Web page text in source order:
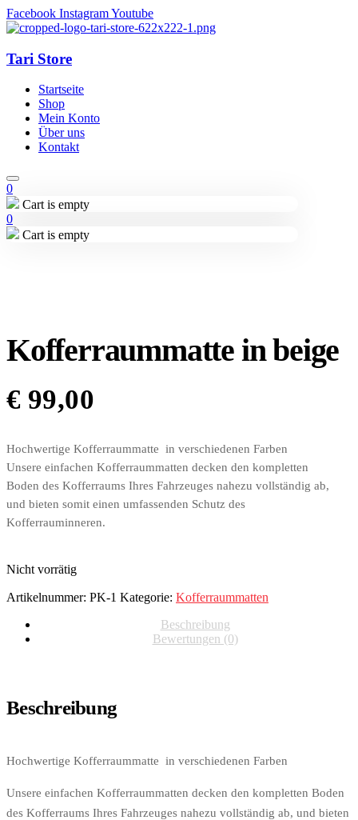
Facebook InstagramYoutube
Tari Store
Startseite
Shop
Mein Konto
Über uns
Kontakt
0
Cart is empty
0
Cart is empty
Kofferraummatte in beige
€ 99,00
Hochwertige Kofferraummatte in verschiedenen Farben
Unsere einfachen Kofferraummatten decken den kompletten
Boden des Kofferraums Ihres Fahrzeuges nahezu vollständig ab,
und bieten somit einen umfassenden Schutz des
Kofferrauminneren.
Nicht vorrätig
Artikelnummer: PK-1 Kategorie: Kofferraummatten
Beschreibung
Bewertungen (0)
Beschreibung
Hochwertige Kofferraummatte in verschiedenen Farben
Unsere einfachen Kofferraummatten decken den kompletten Boden
des Kofferraums Ihres Fahrzeuges nahezu vollständig ab, und bieten